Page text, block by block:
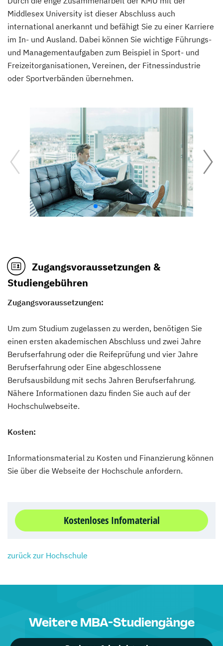
Middlesex University ist dieser Abschluss auch
international anerkannt und befähigt Sie zu einer Karriere
im In- und Ausland. Dabei können Sie wichtige Führungs-
und Managementaufgaben zum Beispiel in Sport- und
Freizeitorganisationen, Vereinen, der Fitnessindustrie
oder Sportverbänden übernehmen.
Zugangsvoraussetzungen &
Studiengebühren
Zugangsvoraussetzungen:
Um zum Studium zugelassen zu werden, benötigen Sie
einen ersten akademischen Abschluss und zwei Jahre
Berufserfahrung oder die Reifeprüfung und vier Jahre
Berufserfahrung oder Eine abgeschlossene
Berufsausbildung mit sechs Jahren Berufserfahrung.
Nähere Informationen dazu finden Sie auch auf der
Hochschulwebseite.
Kosten:
Informationsmaterial zu Kosten und Finanzierung können
Sie über die Webseite der Hochschule anfordern.
Kostenloses Infomaterial
zurück zur Hochschule
Weitere MBA-Studiengänge